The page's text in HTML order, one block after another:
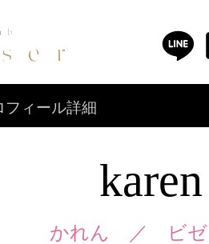
フィール詳細
karen
かれん ／ ビ